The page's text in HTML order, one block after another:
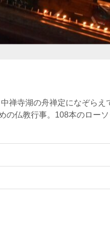
禅寺湖の舟禅定になぞらえ
の仏教行事。108本のロー